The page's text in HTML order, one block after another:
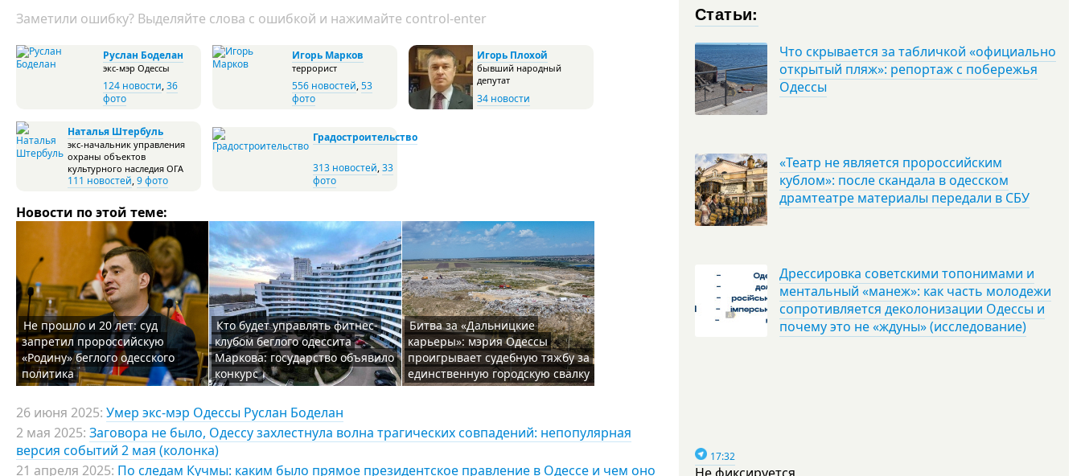
Заметили ошибку? Выделяйте слова с ошибкой и нажимайте control-enter
Руслан Боделан
экс-мэр Одессы
124 новости,36
фото
Игорь Марков
террорист
556 новостей,53
фото
Игорь Плохой
бывший народный
депутат
34 новости
Наталья Штербуль
экс-начальник управления
охраны объектов
культурного наследия ОГА
111 новостей,9 фото
Градостроительство
313 новостей,33
фото
Новости по этой теме:
Не прошло и 20 лет: суд
запретил пророссийскую
«Родину» беглого одесского
политика
Кто будет управлять фитнес-
клубом беглого одессита
Маркова: государство объявило
конкурс
Битва за «Дальницкие
карьеры»: мэрия Одессы
проигрывает судебную тяжбу за
единственную городскую свалку
26 июня 2025: Умер экс-мэр Одессы Руслан Боделан
2 мая 2025: Заговора не было, Одессу захлестнула волна трагических совпадений: непопулярная
версия событий 2 мая (колонка)
21 апреля 2025: По следам Кучмы: каким было прямое президентское правление в Одессе и чем оно
Статьи:
Что скрывается за табличкой «официально
открытый пляж»: репортаж с побережья
Одессы
«Театр не является пророссийским
кублом»: после скандала в одесском
драмтеатре материалы передали в СБУ
Дрессировка советскими топонимами и
ментальный «манеж»: как часть молодежи
сопротивляется деколонизации Одессы и
почему это не «ждуны» (исследование)
17:32